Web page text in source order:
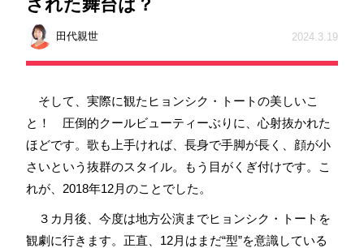
された舞台は？
田代親世 2024.3.19
そして、実際に観たヒョンシク・トートの美しいこ
と！ 圧倒的クールビューティーぶりに、心射抜かれた
ほどです。歌も上手ければ、長身で手脚が長く、顔が小
さいという抜群のスタイル。もう目がくぎ付けです。こ
れが、2018年12月のことでした。
３カ月後、今度は地方公演までヒョンシク・トートを
観劇に行きます。正直、12月はまだ“型”を意識している